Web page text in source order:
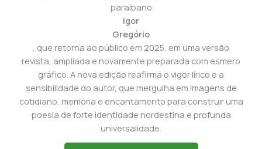
paraibano
Igor
Gregório
, que retorna ao público em 2025, em uma versão
revista, ampliada e novamente preparada com esmero
gráfico. A nova edição reafirma o vigor lírico e a
sensibilidade do autor, que mergulha em imagens de
cotidiano, memória e encantamento para construir uma
poesia de forte identidade nordestina e profunda
universalidade.